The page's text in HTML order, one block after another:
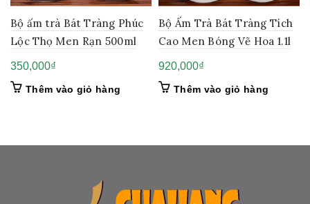
Bộ ấm trà Bát Tràng Phúc
Lộc Thọ Men Rạn 500ml
350,000₫
Thêm vào giỏ hàng
Bộ Ấm Trà Bát Tràng Tích
Cao Men Bóng Vẽ Hoa 1.1l
920,000₫
Thêm vào giỏ hàng